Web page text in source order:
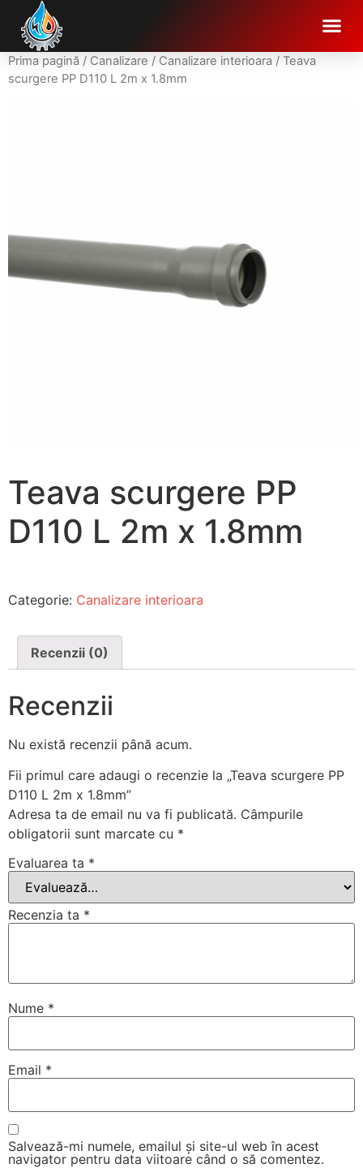
Prima pagină / Canalizare / Canalizare interioara / Teava
scurgere PP D110 L 2m x 1.8mm
Teava scurgere PP
D110 L 2m x 1.8mm
Categorie: Canalizare interioara
Recenzii (0)
Recenzii
Nu există recenzii până acum.
Fii primul care adaugi o recenzie la „Teava scurgere PP
D110 L 2m x 1.8mm”
Adresa ta de email nu va fi publicată. Câmpurile
obligatorii sunt marcate cu *
Evaluarea ta *
Recenzia ta *
Nume *
Email *
Salvează-mi numele, emailul și site-ul web în acest
navigator pentru data viitoare când o să comentez.